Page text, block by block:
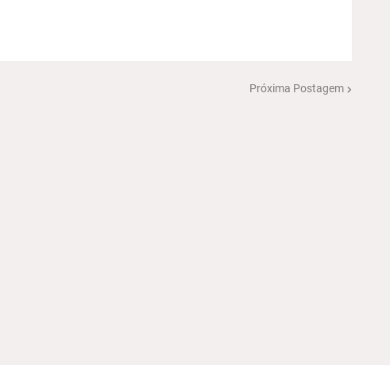
Próxima Postagem